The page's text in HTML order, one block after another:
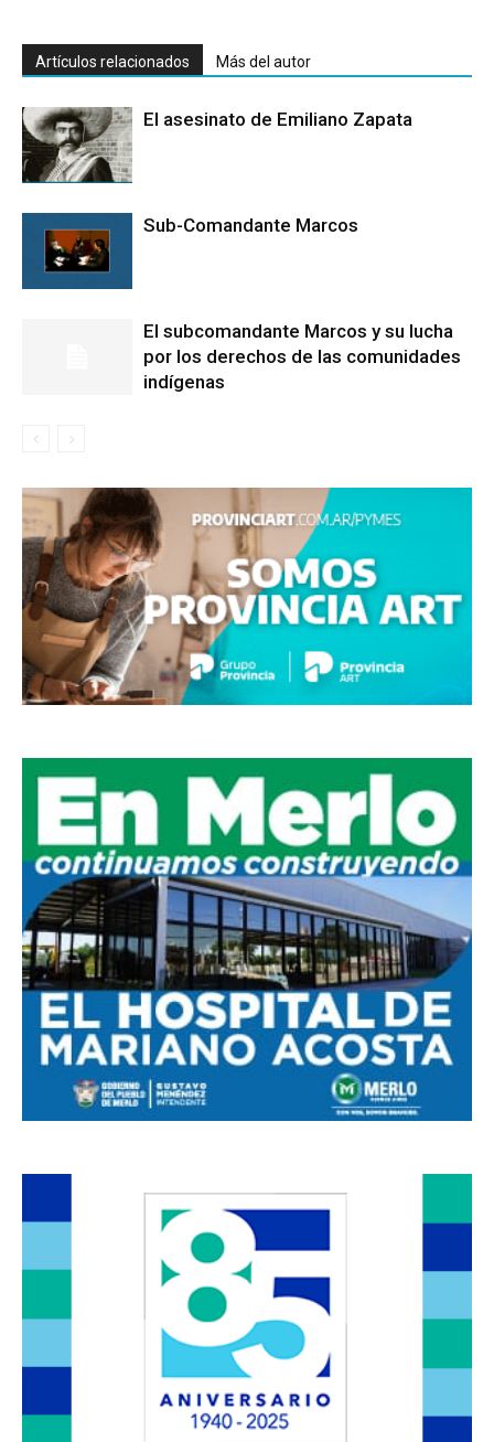
Artículos relacionados Más del autor
El asesinato de Emiliano Zapata
Sub-Comandante Marcos
El subcomandante Marcos y su lucha
por los derechos de las comunidades
indígenas